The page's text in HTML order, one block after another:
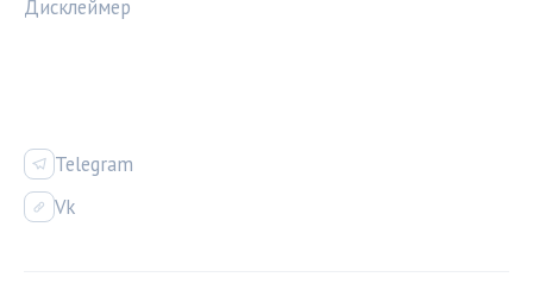
Дисклеймер
Telegram
Vk